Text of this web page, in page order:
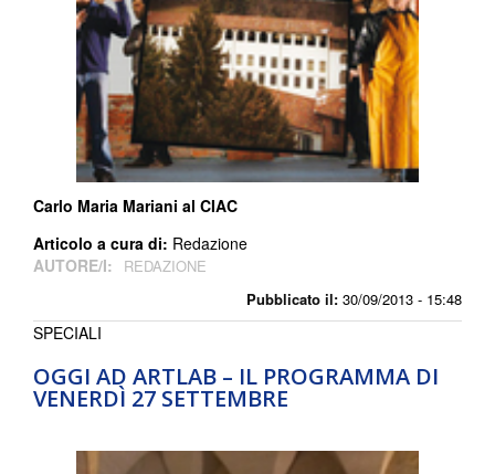
Pubblicato il: 30/09/2013 - 15:48
Carlo Maria Mariani al CIAC
Articolo a cura di: Redazione
AUTORE/I:
REDAZIONE
OGGI AD ARTLAB – IL PROGRAMMA DI
VENERDÌ 27 SETTEMBRE
SPECIALI